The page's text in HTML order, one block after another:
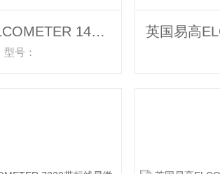
英国易高ELCOMETER 143 裂纹宽度标尺 显微镜
型号：